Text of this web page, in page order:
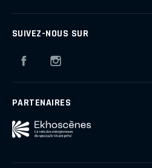
SUIVEZ-NOUS SUR
Facebook
PARTENAIRES